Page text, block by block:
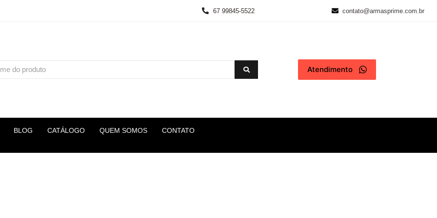
67 99845-5522 contato@armasprime.com.br
Atendimento
BLOG CATÁLOGO QUEM SOMOS CONTATO